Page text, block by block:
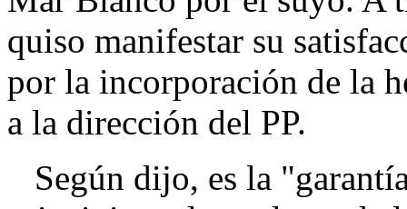
quiso manifestar su
por la incorporación de la
a la dirección del PP.
Según dijo, es la